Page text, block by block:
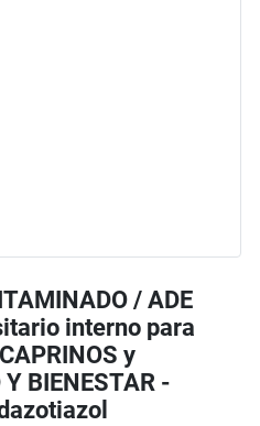
/ ADE
interno para
y
BIENESTAR -